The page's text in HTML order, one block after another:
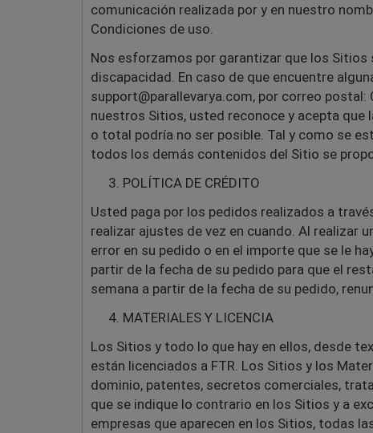
comunicación realizada por y en nuestro
Condiciones de uso.
Nos esforzamos por garantizar que los Sitios
discapacidad. En caso de que encuentre
support@parallevarya.com, por correo postal:
nuestros Sitios, usted reconoce y acepta que
o total podría no ser posible. Tal y como se
todos los demás contenidos del Sitio se
POLÍTICA DE CRÉDITO
Usted paga por los pedidos realizados a
realizar ajustes de vez en cuando. Al realizar
error en su pedido o en el importe que se le
partir de la fecha de su pedido para que el
semana a partir de la fecha de su pedido,
MATERIALES Y LICENCIA
Los Sitios y todo lo que hay en ellos, desde
están licenciados a FTR. Los Sitios y los
dominio, patentes, secretos comerciales,
que se indique lo contrario en los Sitios y a
empresas que aparecen en los Sitios, todas